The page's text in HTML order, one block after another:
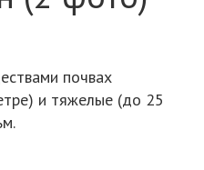
почвах
и тяжелые (до 25